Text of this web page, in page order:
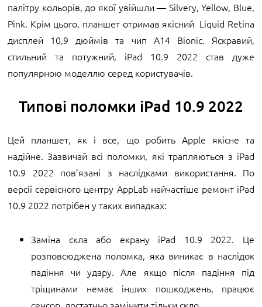
палітру кольорів, до якої увійшли — Silvery, Yellow, Blue,
Pink. Крім цього, планшет отримав якісний Liquid Retina
дисплей 10,9 дюймів та чип A14 Bionic. Яскравий,
стильний та потужний, iPad 10.9 2022 став дуже
популярною моделлю серед користувачів.
Типові поломки iPad 10.9 2022
Цей планшет, як і все, що робить Apple якісне та
надійне. Зазвичай всі поломки, які трапляються з iPad
10.9 2022 пов’язані з наслідками використання. По
версії сервісного центру AppLab найчастіше ремонт iPad
10.9 2022 потрібен у таких випадках:
Заміна скла або екрану iPad 10.9 2022. Це
розповсюджена поломка, яка виникає в наслідок
падіння чи удару. Але якщо після падіння під
тріщинами немає інших пошкоджень, працює